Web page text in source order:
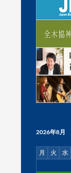
2026年8月
月 火 水